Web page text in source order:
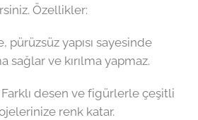
Özellikler:
pürüzsüz yapısı sayesinde
sağlar ve kırılma yapmaz.
Farklı desen ve figürlerle çeşitli
renk katar.